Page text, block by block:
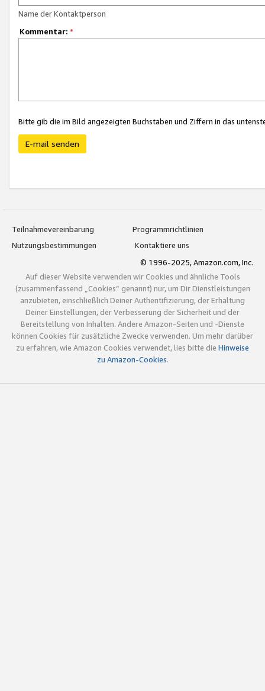
Name der Kontaktperson
Kommentar: *
Bitte gib die im Bild angezeigten Buchstaben und Ziffern in das
E-mail senden
Teilnahmevereinbarung
Programmrichtlinien
Nutzungsbestimmungen
Kontaktiere uns
© 1996-2025, Amazon.com, Inc.
Auf dieser Website verwenden wir Cookies und ähnliche Tools
(zusammenfassend „Cookies“ genannt) nur, um Dir Dienstleistungen
anzubieten, einschließlich Deiner Authentifizierung, der Erhaltung
Deiner Einstellungen, der Verbesserung der Sicherheit und der
Bereitstellung von Inhalten. Andere Amazon-Seiten und -Dienste
können Cookies für zusätzliche Zwecke verwenden. Um mehr darüber
zu erfahren, wie Amazon Cookies verwendet, lies bitte die Hinweise
zu Amazon-Cookies.